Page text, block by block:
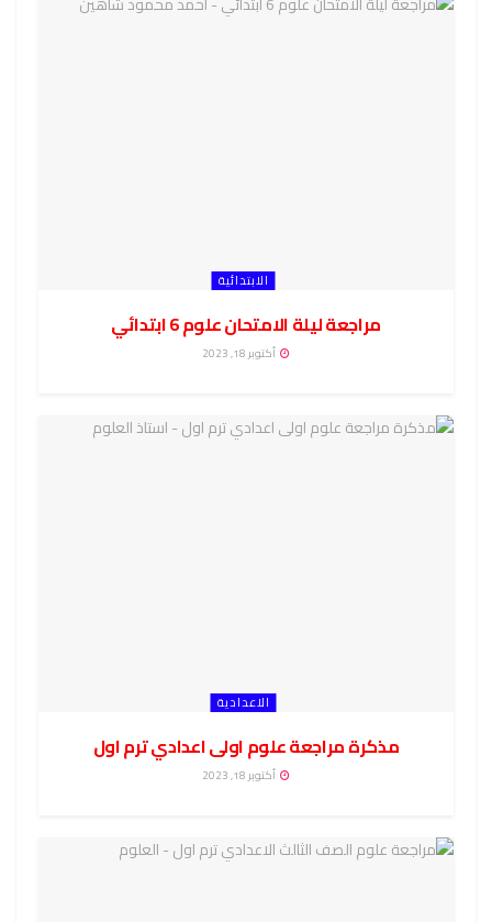
الابتدائية
مراجعة ليلة الامتحان علوم 6 ابتدائي
أكتوبر 18, 2023
الاعدادية
مذكرة مراجعة علوم اولى اعدادي ترم اول
أكتوبر 18, 2023